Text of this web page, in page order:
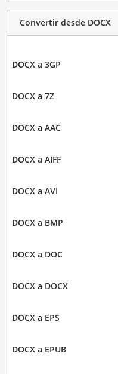
Convertir desde DOCX
DOCX a 3GP
DOCX a 7Z
DOCX a AAC
DOCX a AIFF
DOCX a AVI
DOCX a BMP
DOCX a DOC
DOCX a DOCX
DOCX a EPS
DOCX a EPUB